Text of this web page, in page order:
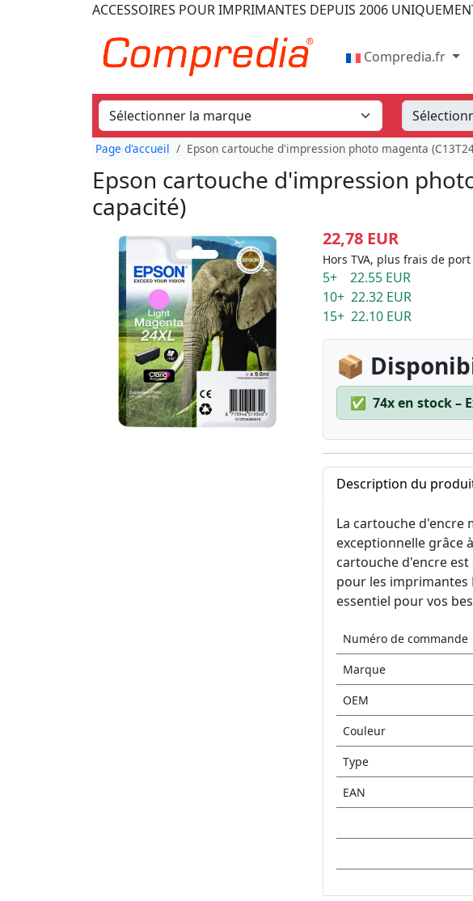
ACCESSOIRES POUR IMPRIMANTES DEPUIS 2006
Compredia.fr
Page d'accueil Epson cartouche d'impression photo magenta
Epson cartouche d'impression
capacité)
22,78 EUR
Hors TVA, plus frais de port
5+ 22.55 EUR
10+ 22.32 EUR
15+ 22.10 EUR
📦
✅ 74x en stock –
Description du
La cartouche d'encre
exceptionnelle grâce
cartouche d'encre
pour les imprimantes
essentiel pour vos
Numéro de commande
Marque
OEM
Couleur
Type
EAN